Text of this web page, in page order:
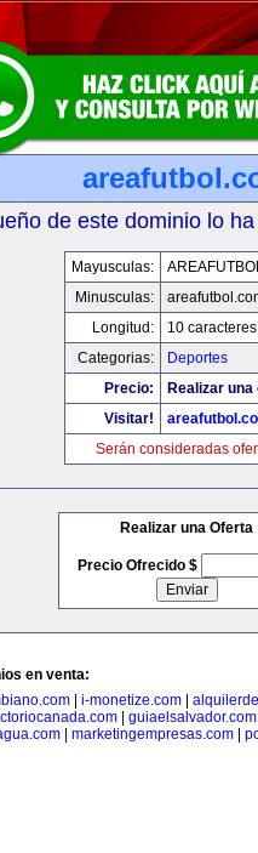
de este dominio lo
Mayusculas:
Minusculas:
Longitud:
10 caracteres
Categorias:
Deportes
Precio:
Realizar
Visitar!
Serán consideradas
Realizar una Oferta
Precio Ofrecido $
en venta:
i-monetize.com
guiaelsalvador.com
marketingempresas.com